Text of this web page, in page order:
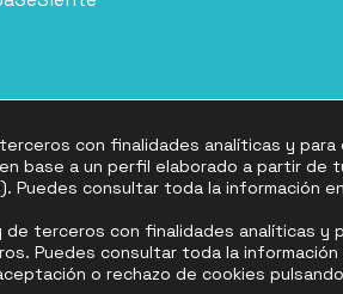
con finalidades analíticas y
base a un perfil elaborado a partir de
Puedes consultar toda la información
terceros con finalidades analíticas y
Puedes consultar toda la
o rechazo de cookies